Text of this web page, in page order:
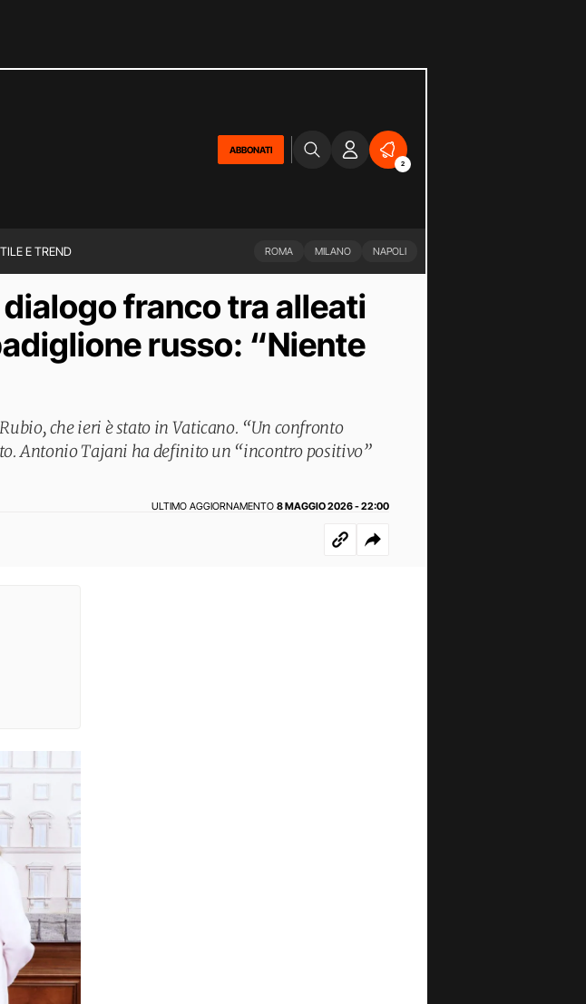
ABBONATI
2
E TREND ROMA MILANO NAPOLI
franco tra alleati
russo: “Niente
che ieri è stato in Vaticano. “Un confronto
Antonio Tajani ha definito un “incontro positivo”
ULTIMO AGGIORNAMENTO 8 MAGGIO 2026 - 22:00